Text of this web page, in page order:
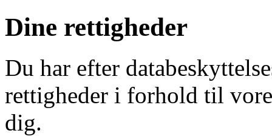
Dine rettigheder
Du har efter
rettigheder i forhold til
dig.